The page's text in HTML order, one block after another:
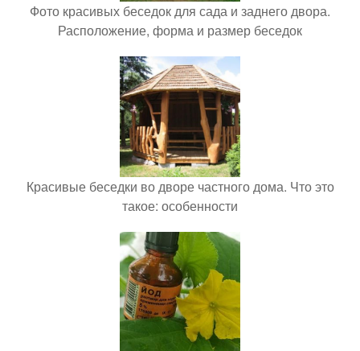
Фото красивых беседок для сада и заднего двора.
Расположение, форма и размер беседок
Красивые беседки во дворе частного дома. Что это
такое: особенности